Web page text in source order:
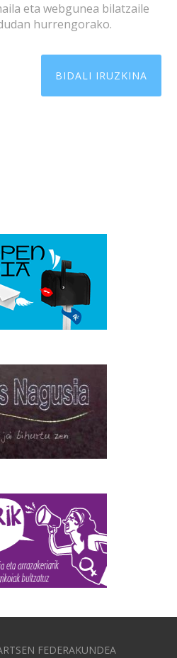
eta webgunea bilatzaile
hurrengorako.
FEDERAKUNDEA